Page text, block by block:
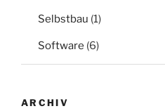
Selbstbau (1)
Software (6)
ARCHIV